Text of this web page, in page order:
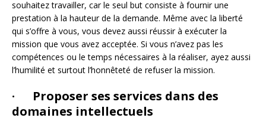
souhaitez travailler, car le seul but consiste à fournir une
prestation à la hauteur de la demande. Même avec la liberté
qui s’offre à vous, vous devez aussi réussir à exécuter la
mission que vous avez acceptée. Si vous n’avez pas les
compétences ou le temps nécessaires à la réaliser, ayez aussi
l’humilité et surtout l’honnêteté de refuser la mission.
· Proposer ses services dans des
domaines intellectuels